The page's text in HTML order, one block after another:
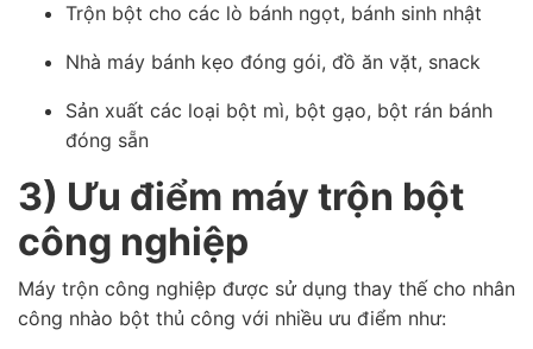
Trộn bột cho các lò bánh ngọt, bánh sinh nhật
Nhà máy bánh kẹo đóng gói, đồ ăn vặt, snack
Sản xuất các loại bột mì, bột gạo, bột rán bánh
đóng sẵn
3) Ưu điểm máy trộn bột
công nghiệp
Máy trộn công nghiệp được sử dụng thay thế cho nhân
công nhào bột thủ công với nhiều ưu điểm như: